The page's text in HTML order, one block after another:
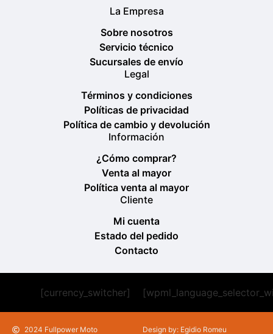
La Empresa
Sobre nosotros
Servicio técnico
Sucursales de envío
Legal
Términos y condiciones
Políticas de privacidad
Política de cambio y devolución
Información
¿Cómo comprar?
Venta al mayor
Política venta al mayor
Cliente
Mi cuenta
Estado del pedido
Contacto
[currency_switcher]
2024 Fullpower Moto Design by: Egidio Romeu